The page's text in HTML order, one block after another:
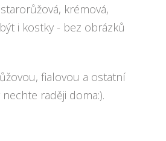
krémová,
i kostky - bez obrázků
fialovou a ostatní
raději doma:).